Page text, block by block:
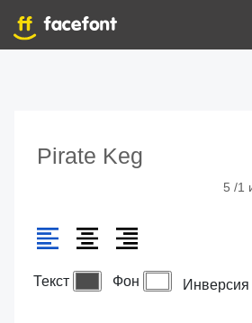
Pirate Keg
5 /1
Текст Фон Инверсия